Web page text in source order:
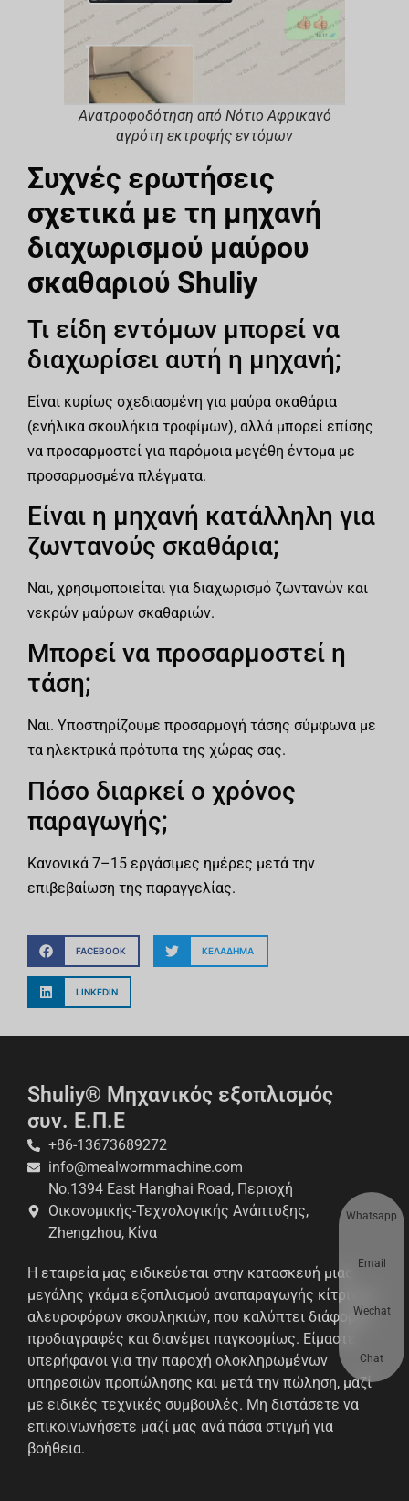
Ανατροφοδότηση από Νότιο Αφρικανό
αγρότη εκτροφής εντόμων
Συχνές ερωτήσεις
σχετικά με τη μηχανή
διαχωρισμού μαύρου
σκαθαριού Shuliy
Τι είδη εντόμων μπορεί να
διαχωρίσει αυτή η μηχανή;
Είναι κυρίως σχεδιασμένη για μαύρα σκαθάρια
(ενήλικα σκουλήκια τροφίμων), αλλά μπορεί επίσης
να προσαρμοστεί για παρόμοια μεγέθη έντομα με
προσαρμοσμένα πλέγματα.
Είναι η μηχανή κατάλληλη για
ζωντανούς σκαθάρια;
Ναι, χρησιμοποιείται για διαχωρισμό ζωντανών και
νεκρών μαύρων σκαθαριών.
Μπορεί να προσαρμοστεί η
τάση;
Ναι. Υποστηρίζουμε προσαρμογή τάσης σύμφωνα με
τα ηλεκτρικά πρότυπα της χώρας σας.
Πόσο διαρκεί ο χρόνος
παραγωγής;
Κανονικά 7–15 εργάσιμες ημέρες μετά την
επιβεβαίωση της παραγγελίας.
FACEBOOK ΚΕΛΆΔΗΜΑ
LINKEDIN
Shuliy® Μηχανικός εξοπλισμός
συν. Ε.Π.Ε
+86-13673689272
info@mealwormmachine.com
No.1394 East Hanghai Road, Περιοχή
Οικονομικής-Τεχνολογικής Ανάπτυξης,
Zhengzhou, Κίνα
Η εταιρεία μας ειδικεύεται στην κατασκευή μιας
μεγάλης γκάμα εξοπλισμού αναπαραγωγής κίτρινων
αλευροφόρων σκουληκιών, που καλύπτει διάφορες
προδιαγραφές και διανέμει παγκοσμίως. Είμαστε
υπερήφανοι για την παροχή ολοκληρωμένων
υπηρεσιών προπώλησης και μετά την πώληση, μαζί
με ειδικές τεχνικές συμβουλές. Μη διστάσετε να
επικοινωνήσετε μαζί μας ανά πάσα στιγμή για
βοήθεια.
Whatsapp
Email
Wechat
Chat